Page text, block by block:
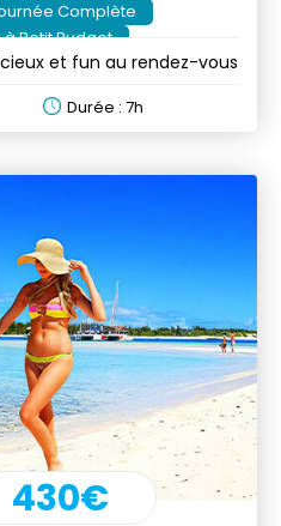
Complète
Petit Budget
et fun au rendez-vous
Durée : 7h
430€